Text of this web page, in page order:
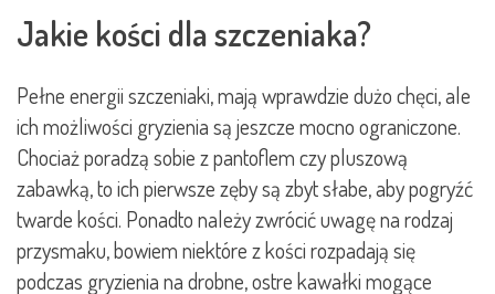
Jakie kości dla szczeniaka?
Pełne energii szczeniaki, mają wprawdzie dużo chęci, ale
ich możliwości gryzienia są jeszcze mocno ograniczone.
Chociaż poradzą sobie z pantoflem czy pluszową
zabawką, to ich pierwsze zęby są zbyt słabe, aby pogryźć
twarde kości. Ponadto należy zwrócić uwagę na rodzaj
przysmaku, bowiem niektóre z kości rozpadają się
podczas gryzienia na drobne, ostre kawałki mogące